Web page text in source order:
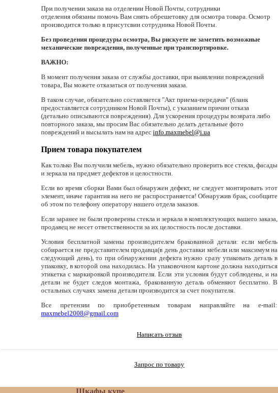
При получении заказа на отделении Новой Почты, сотрудники
отделения обязаны помочь Вам снять обрешетовку для осмотра товара. Осмотр
производится только в присутсвии сотрудника Новой Почты.
Без проведения процедуры осмотра, Вы рискуете не заметить возможные
механические повреждения, полученные при транспортировке.
ВАЖНО:
В момент получения заказа от службы доставки, при выявлении повреждений
товара, Вы можете отказаться от получения заказа.
В таком случае, обязательно составляется "Акт приема-передачи" (бланк
предоставляется сотрудником Новой Почты), с указанием причин отказа
(детально описываются повреждения). Для ускорения процедуры возврата либо
повторного заказа, мы просим Вас обязательно делать детальные фото
повреждений и высылать нам на адрес info.maxmebel@i.ua
Прием товара покупателем
Как только Вы получили мебель, нужно обязательно проверить все стекла, фасады
и зеркала на предмет дефектов и целостности.
Если во время сборки Вами был обнаружен дефект, не следует монтировать этот
элемент, иначе гарантия на него не распространяется! Обнаружив брак, сообщите
об этом по телефону оператору нашего отдела заказов.
Если заранее не были проверены стекла и зеркала в комплектующих вашего заказа,
продавец не несет ответственности за их целостность после доставки.
Условия бесплатной замены производителем бракованной детали: если мебель
собирается не представителем продавца(в день доставки мебели или максимум на
следующий день), то при обнаружении дефекта нужно сразу упаковать деталь в
упаковку, в которой она находилась. На упаковочном картоне должна находиться
этикетка с маркировкой производителя. Если эти условия будут соблюдены, и на
детали не будет следов монтажа, бракованную деталь обменяют бесплатно. В
остальных случаях замена детали производится за счет покупателя.
Все претензии по приобретенным товарам направляйте на e-mail:
maxmebel2008@gmail.com
Написать отзыв
Запрос по товару
Шкафы купе